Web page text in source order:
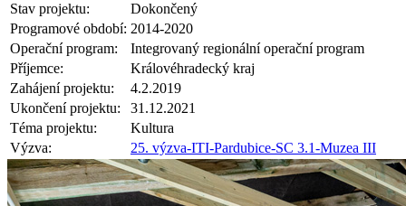
Stav projektu:
Dokončený
Programové období: 2014-2020
Operační program:
Integrovaný regionální operační program
Příjemce:
Královéhradecký kraj
Zahájení projektu:
4.2.2019
Ukončení projektu:
31.12.2021
Téma projektu:
Kultura
Výzva:
25. výzva-ITI-Pardubice-SC 3.1-Muzea III